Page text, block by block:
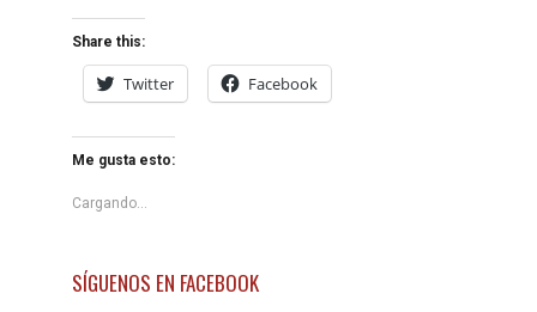
Share this:
Twitter Facebook
Me gusta esto:
Cargando...
SÍGUENOS EN FACEBOOK